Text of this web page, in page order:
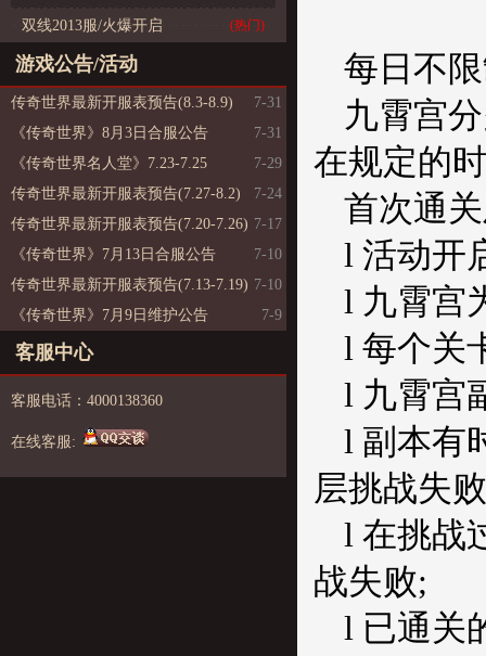
双线2013服/火爆开启 (热门)
游戏公告/活动
传奇世界最新开服表预告(8.3-8.9)
7-31
《传奇世界》8月3日合服公告
7-31
《传奇世界名人堂》7.23-7.25
7-29
传奇世界最新开服表预告(7.27-8.2)
7-24
传奇世界最新开服表预告(7.20-7.26) 7-17
《传奇世界》7月13日合服公告
7-10
传奇世界最新开服表预告(7.13-7.19) 7-10
《传奇世界》7月9日维护公告
7-9
客服中心
客服电话：4000138360
在线客服:
每日不
九霄宫
在规定的
首次通
l 活动开
l 九霄宫
l 每个关
l 九霄宫
l 副本有
层挑战失
l 在挑战
战失败;
l 已通关